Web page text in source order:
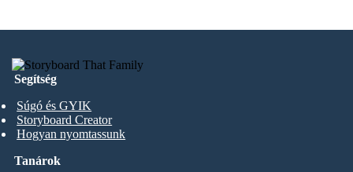
Segítség
Súgó és GYIK
Storyboard Creator
Hogyan nyomtassunk
Tanárok